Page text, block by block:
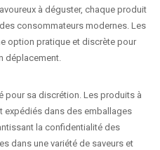
à déguster, chaque produit
consommateurs modernes. Les
option pratique et discrète pour
déplacement.
pour sa discrétion. Les produits à
expédiés dans des emballages
la confidentialité des
dans une variété de saveurs et